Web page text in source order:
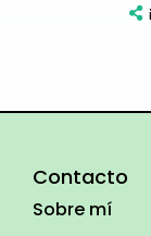
Contacto
Sobre mí